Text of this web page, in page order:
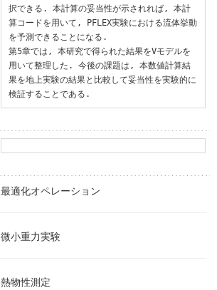
択できる. 本計算の妥当性が示されれば, 本計
算コードを用いて, PFLEX実験における流体挙動
を予測できることになる.
第5章では, 本研究で得られた結果をVモデルを
用いて整理した. 今後の課題は, 本数値計算結
果を地上実験の結果と比較して妥当性を実験的に
検証することである.
最適化オペレーション
微小重力実験
熱物性測定